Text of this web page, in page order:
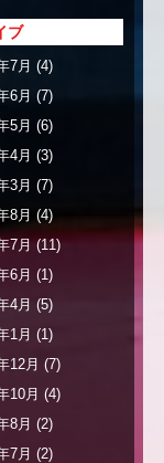
ブ
7月 (4)
6月 (7)
5月 (6)
4月 (3)
3月 (7)
8月 (4)
7月 (11)
6月 (1)
4月 (5)
1月 (1)
12月 (7)
10月 (4)
8月 (2)
7月 (2)